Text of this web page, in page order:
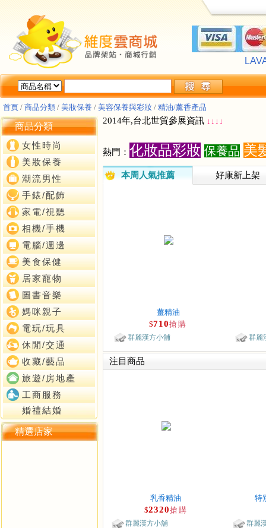
[★
[★
首頁 / 商品分類 / 美妝保養 / 美容保養與彩妝 / 精油/薰香產品
商品分類
女性時尚
美妝保養
潮流男性
手錶/配飾
家電/視聽
相機/手機
電腦/週邊
美食保健
居家寵物
圖書音樂
媽咪親子
電玩/玩具
休閒/交通
收藏/藝品
旅遊/房地產
工商服務
婚禮結婚
精選店家
2014年,台北世貿參展資訊 ↓ ↓ ↓ ↓
熱門： 化妝品彩妝 保養品 美
本周人氣推薦 好康新上架
薑精油
$710搶購
群麗漢方小舖 群麗
注目商品
乳香精油
$2320搶購
群麗漢方小舖
特
群麗